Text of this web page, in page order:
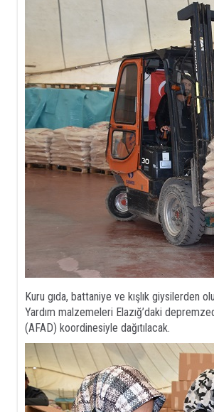
Kuru gıda, battaniye ve kışlık giysilerden
Yardım malzemeleri Elazığ’daki
(AFAD) koordinesiyle dağıtılacak.